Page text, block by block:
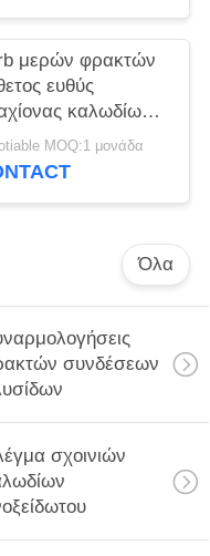
μερών φρακτών
ευθύς
καλωδίων
βραχιόνων
για το
MOQ:1 μονάδα
Όλα
συνδέσεων
σχοινιών